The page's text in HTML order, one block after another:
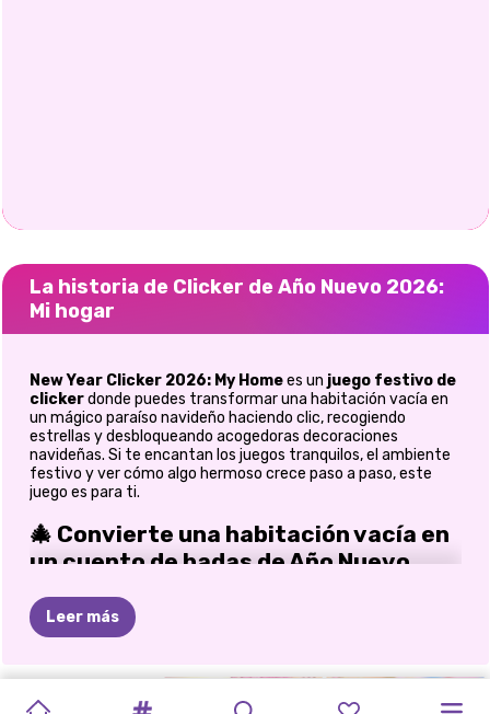
La historia de Clicker de Año Nuevo 2026:
Mi hogar
New Year Clicker 2026: My Homees un juego festivo de
clickerdonde puedes transformar una habitación vacía en
un mágico paraíso navideño haciendo clic, recogiendo
estrellas y desbloqueando acogedoras decoraciones
navideñas. Si te encantan los juegos tranquilos, el ambiente
festivo y ver cómo algo hermoso crece paso a paso, este
juego es para ti.
🎄 Convierte una habitación vacía en
un cuento de hadas de Año Nuevo
En este juego, puedes empezar con una habitación sencilla y
vacía y transformarla poco a poco en un hogar cálido y
luminoso para Año Nuevo. Cada clic te acerca a la magia
verás cómo tu espacio se llena de encanto festivo. Cuando
jugué por primera vez a New Year Clicker 2026: My Home, el
Leer más
CONCIERTO
FESTIVAL
ELLIE:
&QUOT;
HERMANAS